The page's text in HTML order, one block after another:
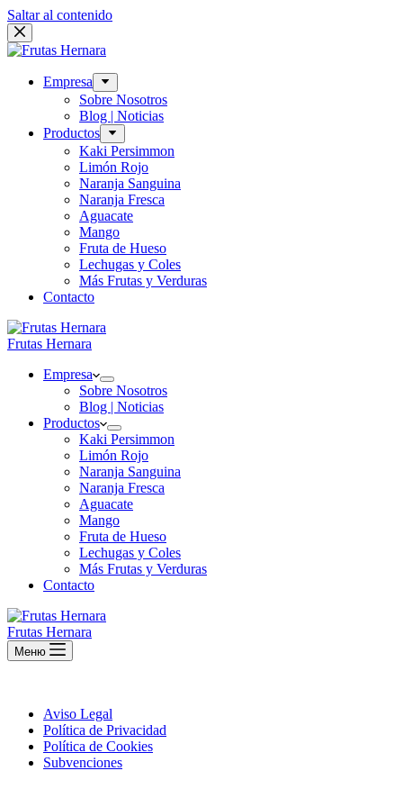
Saltar al contenido
Empresa
Sobre Nosotros
Blog | Noticias
Productos
Kaki Persimmon
Limón Rojo
Naranja Sanguina
Naranja Fresca
Aguacate
Mango
Fruta de Hueso
Lechugas y Coles
Más Frutas y Verduras
Contacto
Frutas Hernara
Empresa
Sobre Nosotros
Blog | Noticias
Productos
Kaki Persimmon
Limón Rojo
Naranja Sanguina
Naranja Fresca
Aguacate
Mango
Fruta de Hueso
Lechugas y Coles
Más Frutas y Verduras
Contacto
Frutas Hernara
Меню
Aviso Legal
Política de Privacidad
Política de Cookies
Subvenciones